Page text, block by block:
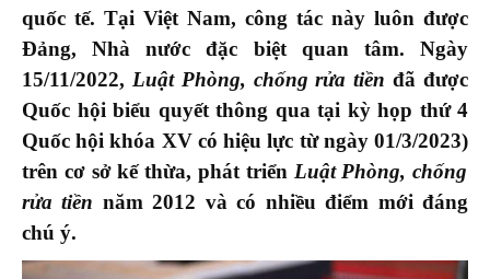
quốc tế. Tại Việt Nam, công tác này luôn được
Đảng, Nhà nước đặc biệt quan tâm. Ngày
15/11/2022, Luật Phòng, chống rửa tiền đã được
Quốc hội biểu quyết thông qua tại kỳ họp thứ 4
Quốc hội khóa XV có hiệu lực từ ngày 01/3/2023)
trên cơ sở kế thừa, phát triển Luật Phòng, chống
rửa tiền năm2012 và có nhiều điểm mới đáng
chú ý.